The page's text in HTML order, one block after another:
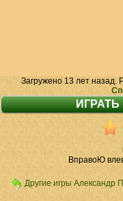
Загружено 13 лет назад.
ВправоЮ
Другие игры Александр